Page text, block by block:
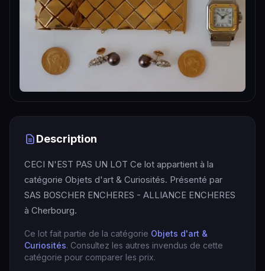
Description
CECI N'EST PAS UN LOT Ce lot appartient à la
catégorie Objets d'art & Curiosités. Présenté par
SAS BOSCHER ENCHERES - ALLIANCE ENCHERES
à Cherbourg.
Ce lot fait partie de la catégorie Objets d'art &
Curiosités. Consultez les autres invendus de cette
catégorie pour comparer les prix.